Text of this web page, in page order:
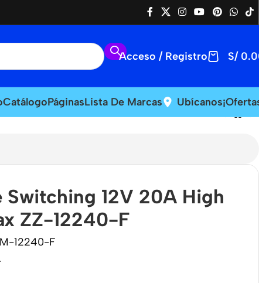
Acceso / Registro S/
CatálogoPáginasLista De Marcas Ubícanos
Switching 12V 20A High
ZZ-12240-F
12240-F